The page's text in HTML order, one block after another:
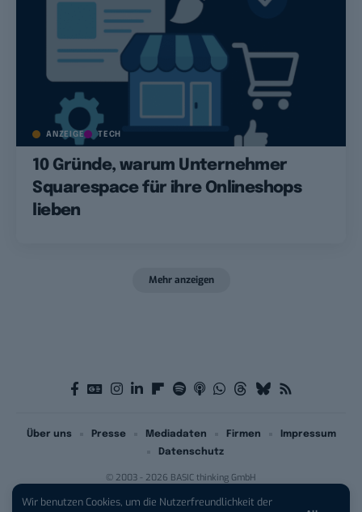
Wir benutzen Cookies, um die Nutzerfreundlichkeit der
ANZEIGE TECH
10 Gründe, warum Unternehmer
Squarespace für ihre Onlineshops
lieben
Mehr anzeigen
© 2003 - 2026 BASIC thinking GmbH
Über uns Presse Mediadaten Firmen
Impressum
Datenschutz